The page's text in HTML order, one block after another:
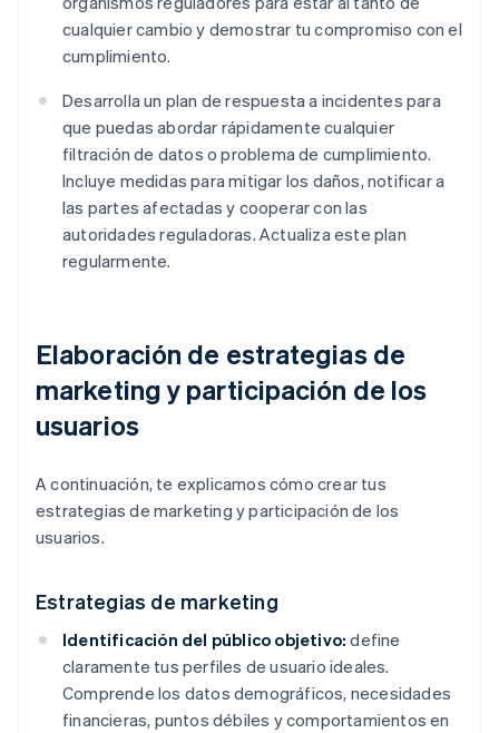
cualquier cambio y demostrar tu compromiso con el
cumplimiento.
Desarrolla un plan de respuesta a incidentes para
que puedas abordar rápidamente cualquier
filtración de datos o problema de cumplimiento.
Incluye medidas para mitigar los daños, notificar a
las partes afectadas y cooperar con las
autoridades reguladoras. Actualiza este plan
regularmente.
Elaboración de estrategias de
marketing y participación de los
usuarios
A continuación, te explicamos cómo crear tus
estrategias de marketing y participación de los
usuarios.
Estrategias de marketing
Identificación del público objetivo: define
claramente tus perfiles de usuario ideales.
Comprende los datos demográficos, necesidades
financieras, puntos débiles y comportamientos en